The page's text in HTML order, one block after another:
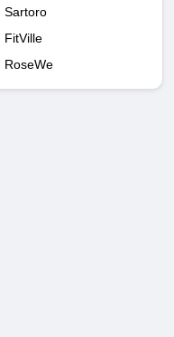
Sartoro
FitVille
RoseWe